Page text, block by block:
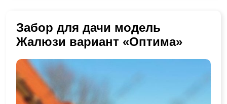
Забор для дачи модель
Жалюзи вариант «Оптима»